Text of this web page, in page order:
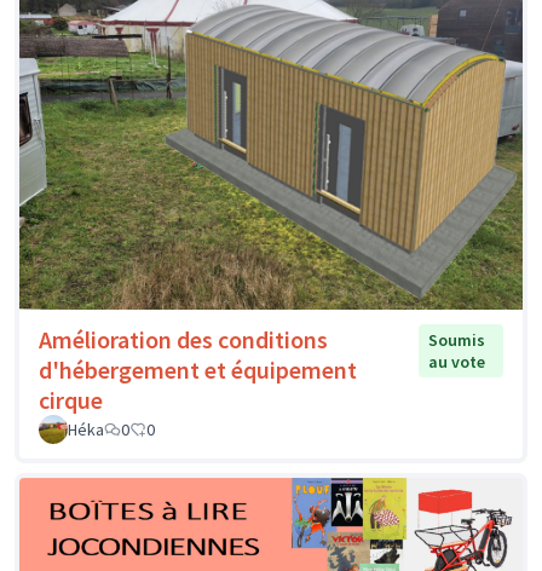
Amélioration des conditions
d'hébergement et équipement
cirque
Soumis
au vote
Héka 0 0